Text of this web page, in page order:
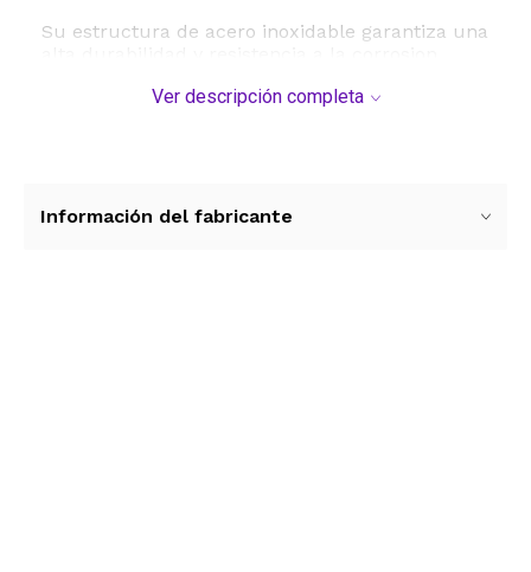
Su estructura de acero inoxidable garantiza una
peso de apenas 27.5 gramos. El diseño de gran
de rayaduras y golpes cuando no las estes
Ver descripción completa
Información del fabricante